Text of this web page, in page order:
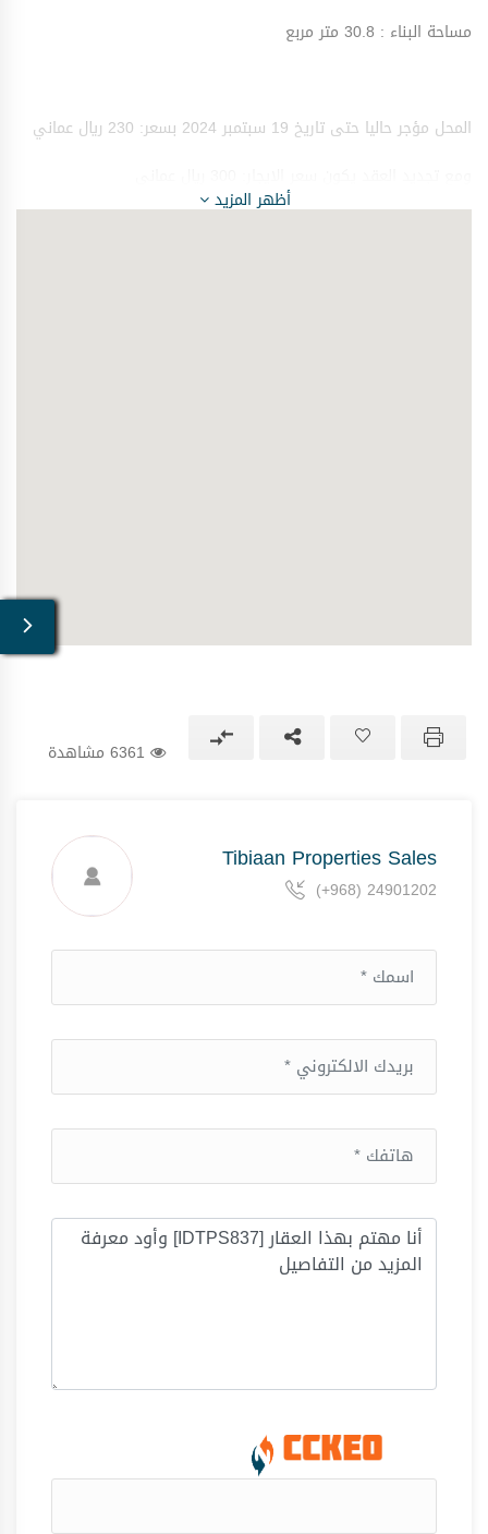
مساحة البناء : 30.8 متر مربع
المحل مؤجر حاليا حتى تاريخ 19 سبتمبر 2024 بسعر: 230 ريال عماني
أظهر المزيد
Tibiaan Properties Sales
(+968) 24901202